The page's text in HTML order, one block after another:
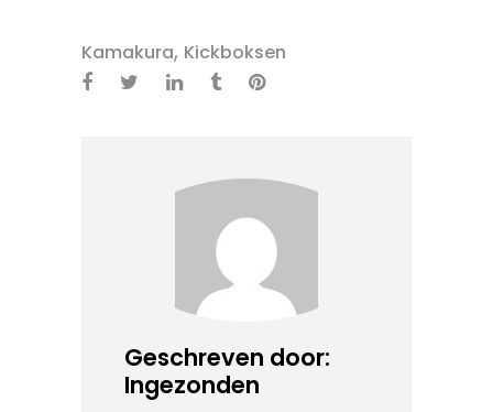
Kamakura, Kickboksen
Geschreven door:
Ingezonden